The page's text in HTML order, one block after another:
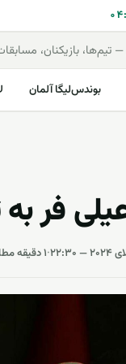
بوندس‌لیگا آلمان
فر
·۱ دقیقه مطالعه